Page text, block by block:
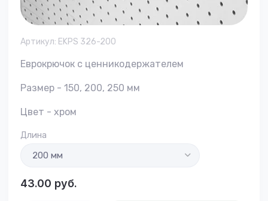
Артикул: EKPS 326-200
Еврокрючок с ценникодержателем
Размер - 150, 200, 250 мм
Цвет - хром
Длина
43.00 руб.